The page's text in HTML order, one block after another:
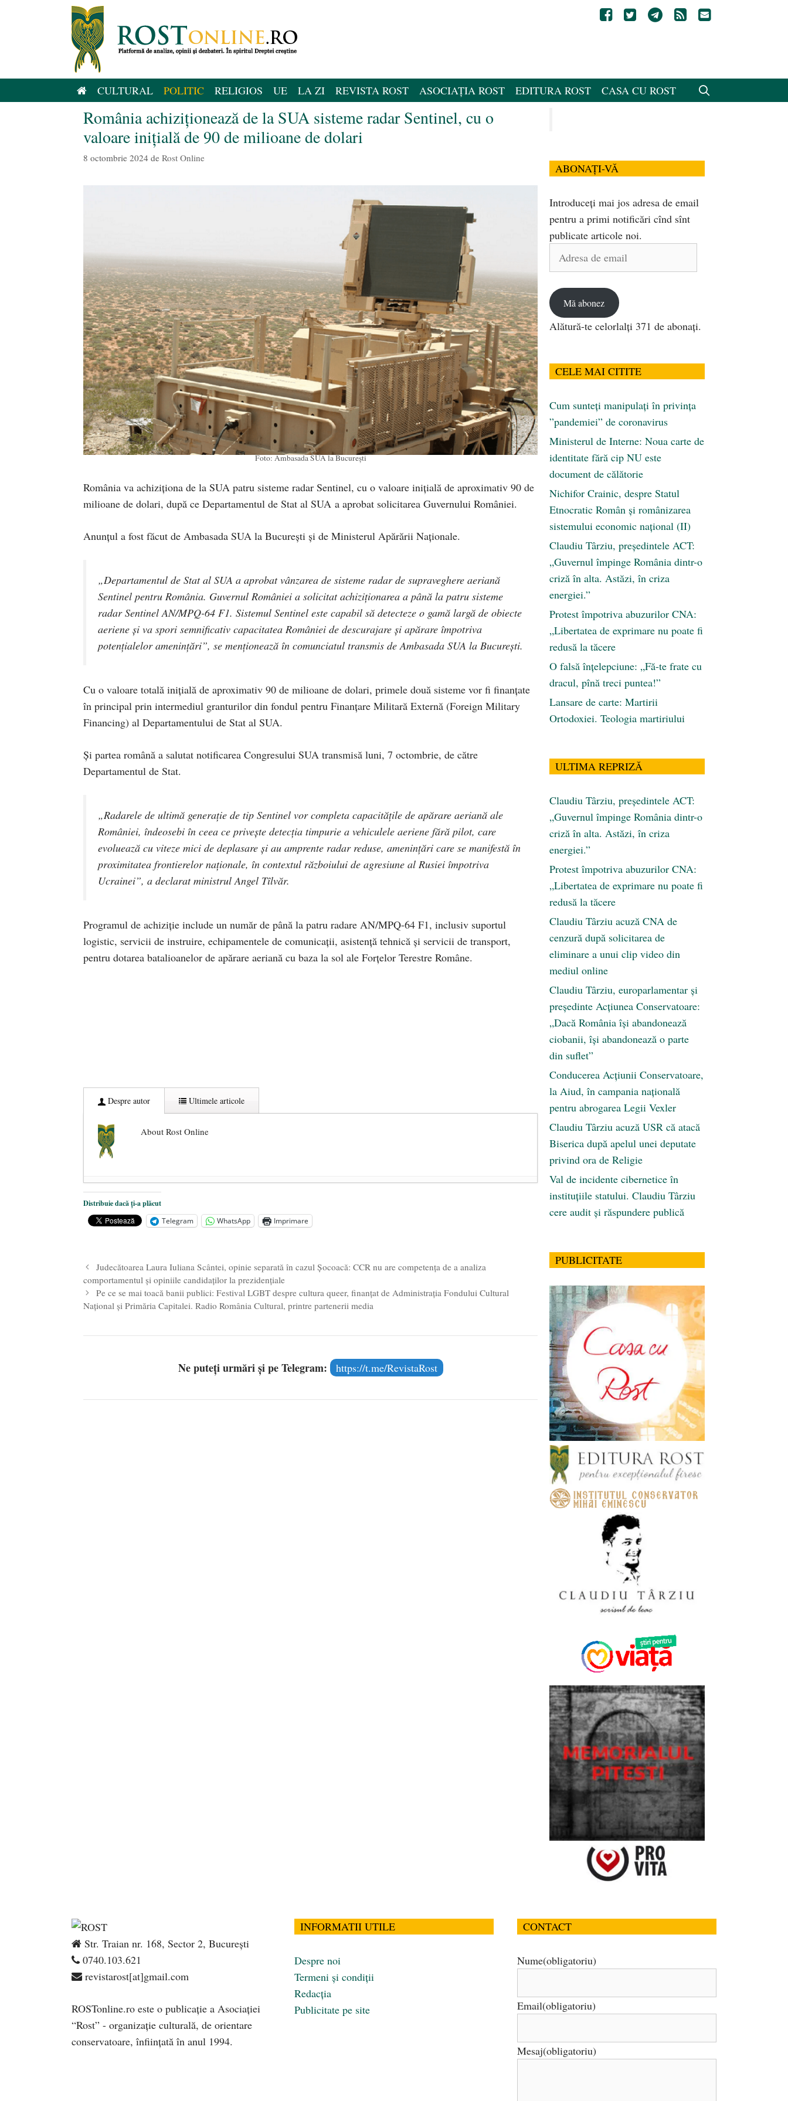
CULTURAL POLITIC RELIGIOS UE LA ZI REVISTA ROST ASOCIAȚIA ROST EDITURA ROST CASA CU ROST
România achiziționează de la SUA sisteme radar Sentinel, cu o
valoare inițială de 90 de milioane de dolari
8 octombrie 2024 de Rost Online
Foto: Ambasada SUA la București
România va achiziționa de la SUA patru sisteme radar Sentinel, cu o valoare inițială de aproximativ 90 de
milioane de dolari, după ce Departamentul de Stat al SUA a aprobat solicitarea Guvernului României.
Anunțul a fost făcut de Ambasada SUA la București și de Ministerul Apărării Naționale.
„Departamentul de Stat al SUA a aprobat vânzarea de sisteme radar de supraveghere aeriană
Sentinel pentru România. Guvernul României a solicitat achiziționarea a până la patru sisteme
radar Sentinel AN/MPQ-64 F1. Sistemul Sentinel este capabil să detecteze o gamă largă de obiecte
aeriene și va spori semnificativ capacitatea României de descurajare și apărare împotriva
potențialelor amenințări”, se menționează în comunciatul transmis de Ambasada SUA la București.
Cu o valoare totală inițială de aproximativ 90 de milioane de dolari, primele două sisteme vor fi finanțate
în principal prin intermediul granturilor din fondul pentru Finanțare Militară Externă (Foreign Military
Financing) al Departamentului de Stat al SUA.
Și partea română a salutat notificarea Congresului SUA transmisă luni, 7 octombrie, de către
Departamentul de Stat.
„Radarele de ultimă generație de tip Sentinel vor completa capacitățile de apărare aeriană ale
României, îndeosebi în ceea ce privește detecția timpurie a vehiculele aeriene fără pilot, care
evoluează cu viteze mici de deplasare și au amprente radar reduse, amenințări care se manifestă în
proximitatea frontierelor naționale, în contextul războiului de agresiune al Rusiei împotriva
Ucrainei”, a declarat ministrul Angel Tîlvăr.
Programul de achiziție include un număr de până la patru radare AN/MPQ-64 F1, inclusiv suportul
logistic, servicii de instruire, echipamentele de comunicații, asistență tehnică și servicii de transport,
pentru dotarea batalioanelor de apărare aeriană cu baza la sol ale Forțelor Terestre Române.
Despre autor Ultimele articole
About Rost Online
Dezvăluiri cutremurătoare despre președintele Ucrainei, Volodymyr Zelensky
Statul care servește Națiunea - 21 aprilie 2026
Legea Vexler produce efecte. Bustul poetului Octavian Goga, înlăturat din Iași
Distribuie dacă ți-a plăcut
Telegram
WhatsApp Imprimare
Judecătoarea Laura Iuliana Scântei, opinie separată în cazul Șocoacă: CCR nu are competenţa de a analiza
comportamentul şi opiniile candidaţilor la prezidenţiale
Pe ce se mai toacă banii publici: Festival LGBT despre cultura queer, finanțat de Administrația Fondului Cultural
Național și Primăria Capitalei. Radio România Cultural, printre partenerii media
Ne puteți urmări și pe Telegram: https://t.me/RevistaRost
ABONAȚI-VĂ
Introduceți mai jos adresa de email
pentru a primi notificări cînd sînt
publicate articole noi.
Adresa
Mă abonez
Alătură-te celorlalți 371 de abonați.
CELE MAI CITITE
Cum sunteți manipulați în privința
”pandemiei” de coronavirus
Ministerul de Interne: Noua carte de
identitate fără cip NU este
document de călătorie
Nichifor Crainic, despre Statul
Etnocratic Român şi românizarea
sistemului economic naţional (II)
Claudiu Târziu, președintele ACT:
„Guvernul împinge România dintr-o
criză în alta. Astăzi, în criza
energiei.”
Protest împotriva abuzurilor CNA:
„Libertatea de exprimare nu poate fi
redusă la tăcere
O falsă înțelepciune: „Fă-te frate cu
dracul, pînă treci puntea!”
Lansare de carte: Martirii
Ortodoxiei. Teologia martiriului
ULTIMA REPRIZĂ
Claudiu Târziu, președintele ACT:
„Guvernul împinge România dintr-o
criză în alta. Astăzi, în criza
energiei.”
Protest împotriva abuzurilor CNA:
„Libertatea de exprimare nu poate fi
redusă la tăcere
Claudiu Târziu acuză CNA de
cenzură după solicitarea de
eliminare a unui clip video din
mediul online
Claudiu Târziu, europarlamentar și
președinte Acțiunea Conservatoare:
„Dacă România își abandonează
ciobanii, își abandonează o parte
din suflet”
Conducerea Acțiunii Conservatoare,
la Aiud, în campania națională
pentru abrogarea Legii Vexler
Claudiu Târziu acuză USR că atacă
Biserica după apelul unei deputate
privind ora de Religie
Val de incidente cibernetice în
instituțiile statului. Claudiu Târziu
cere audit și răspundere publică
PUBLICITATE
Str. Traian nr. 168, Sector 2, București
0740.103.621
revistarost[at]gmail.com
ROSTonline.ro este o publicaţie a Asociaţiei
“Rost” - organizaţie culturală, de orientare
conservatoare, înfiinţată în anul 1994.
INFORMATII UTILE
Despre noi
Termeni și condiții
Redacția
Publicitate pe site
CONTACT
Nume(obligatoriu)
Email(obligatoriu)
Mesaj(obligatoriu)